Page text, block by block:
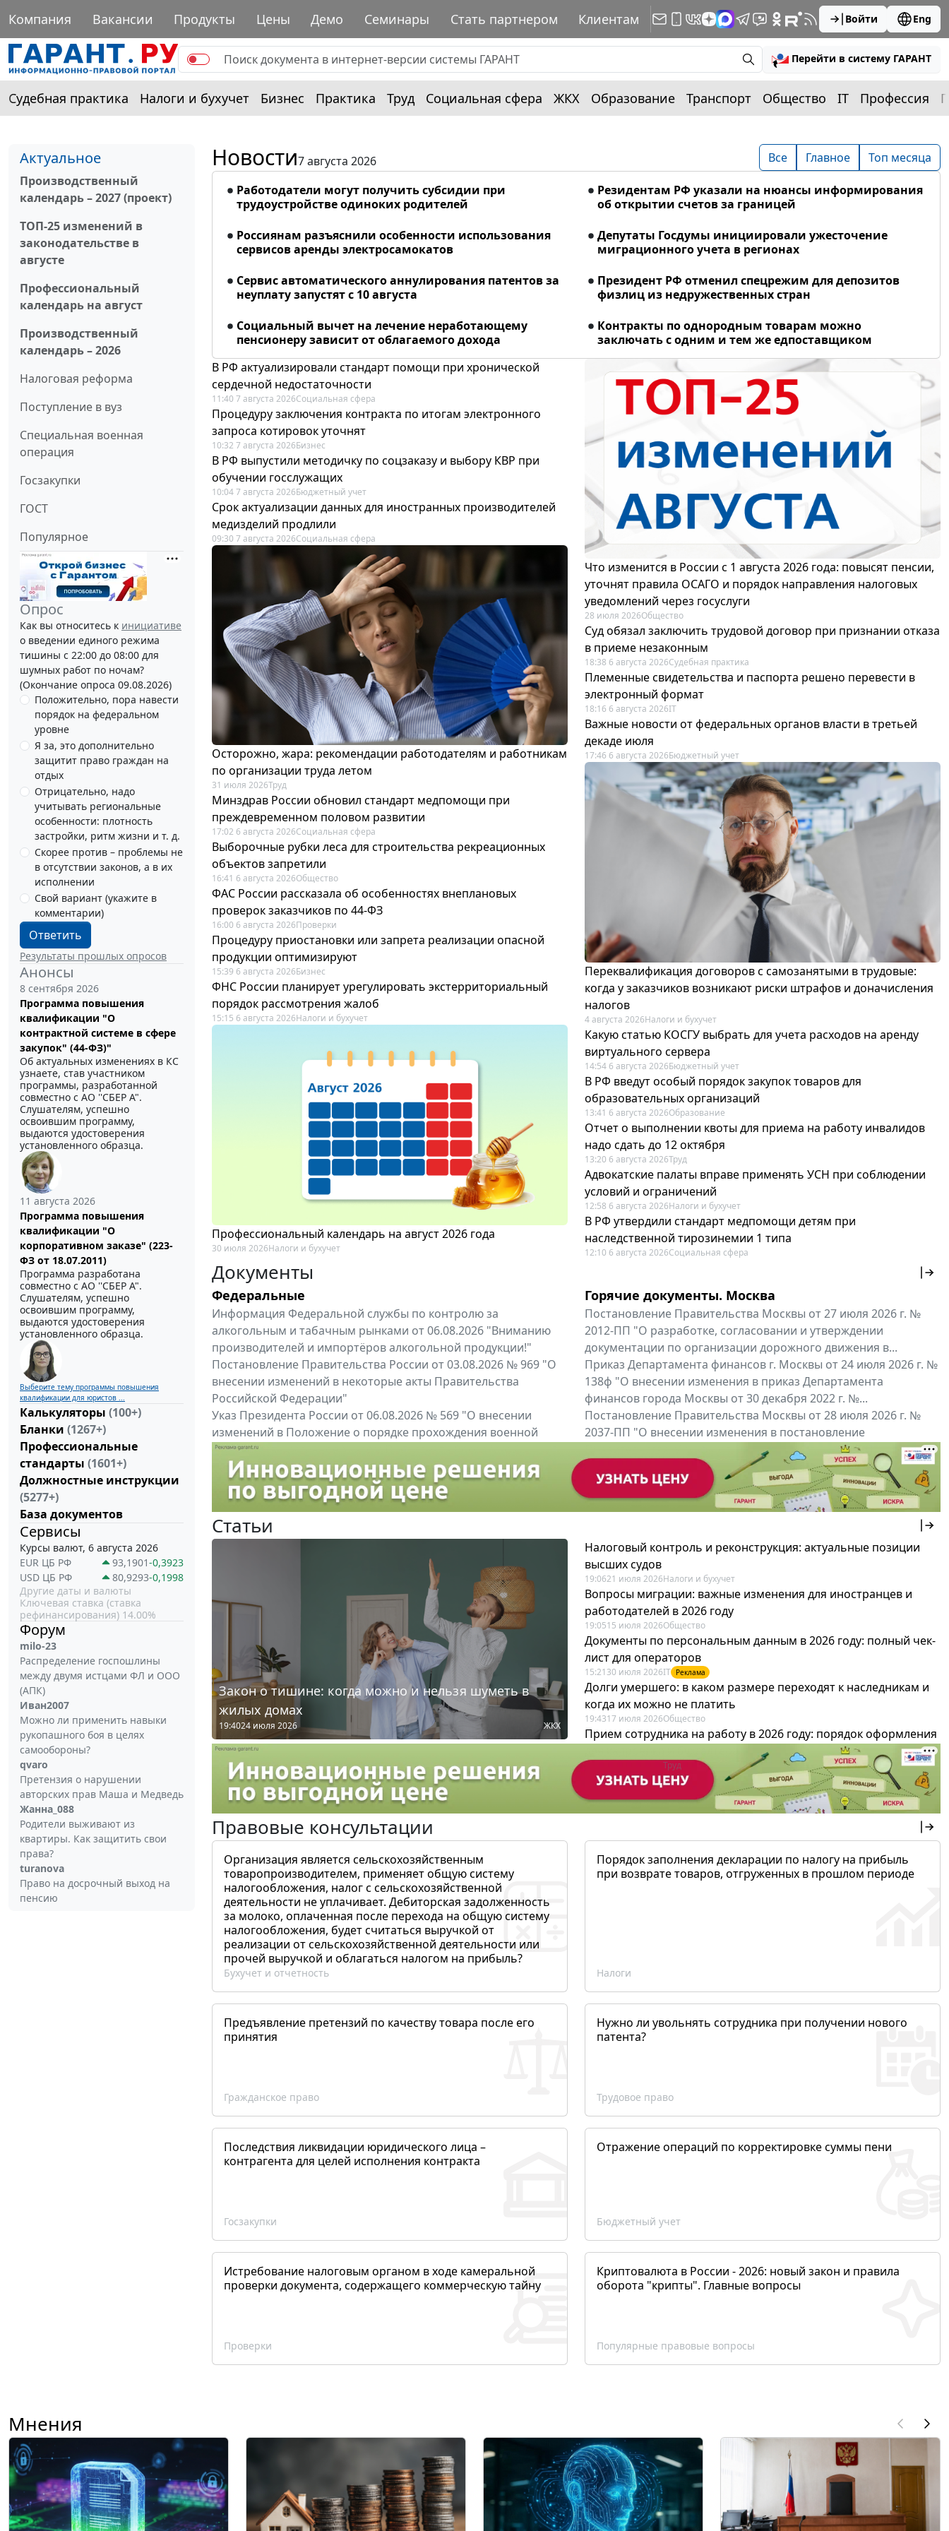
Компания Вакансии Продукты Цены Демо Семинары Стать партнером Клиентам Войти Eng
Перейти в систему ГАРАНТ
Судебная практика Налоги и бухучет Бизнес Практика Труд Социальная сфера ЖКХ Образование Транспорт Общество IT Профессия
Актуальное
Производственный
календарь – 2027 (проект)
ТОП-25 изменений в
законодательстве в
августе
Профессиональный
календарь на август
Производственный
календарь – 2026
Налоговая реформа
Поступление в вуз
Специальная военная
операция
Госзакупки
ГОСТ
Популярное
Опрос
Как вы относитесь к инициативе
о введении единого режима
тишины с 22:00 до 08:00 для
шумных работ по ночам?
(Окончание опроса 09.08.2026)
Положительно, пора навести
порядок на федеральном
уровне
Я за, это дополнительно
защитит право граждан на
отдых
Отрицательно, надо
учитывать региональные
особенности: плотность
застройки, ритм жизни и т. д.
Скорее против – проблемы не
в отсутствии законов, а в их
исполнении
Свой вариант (укажите в
комментарии)
Ответить
Результаты прошлых опросов
Анонсы
8 сентября 2026
Программа повышения
квалификации "О
контрактной системе в сфере
закупок" (44-ФЗ)"
Об актуальных изменениях в КС
узнаете, став участником
программы, разработанной
совместно с АО ''СБЕР А".
Слушателям, успешно
освоившим программу,
выдаются удостоверения
установленного образца.
11 августа 2026
Программа повышения
квалификации "О
корпоративном заказе" (223-
ФЗ от 18.07.2011)
Программа разработана
совместно с АО ''СБЕР А".
Слушателям, успешно
освоившим программу,
выдаются удостоверения
установленного образца.
Выберите тему программы повышения
квалификации для юристов ...
Калькуляторы (100+)
Бланки (1267+)
Профессиональные
стандарты (1601+)
Должностные инструкции
(5277+)
База документов
Сервисы
Курсы валют, 6 августа 2026
EUR ЦБ РФ
93,1901-0,3923
USD ЦБ РФ
80,9293-0,1998
Другие даты и валюты
Ключевая ставка (ставка
рефинансирования) 14.00%
Форум
milo-23
Распределение госпошлины
между двумя истцами ФЛ и ООО
(АПК)
Иван2007
Можно ли применить навыки
рукопашного боя в целях
самообороны?
qvaro
Претензия о нарушении
авторских прав Маша и Медведь
Жанна_088
Родители выживают из
квартиры. Как защитить свои
права?
turanova
Право на досрочный выход на
пенсию
Новости7 августа 2026 Все Главное Топ месяца
Работодатели могут получить субсидии при
трудоустройстве одиноких родителей
Резидентам РФ указали на нюансы информирования
об открытии счетов за границей
Россиянам разъяснили особенности использования
сервисов аренды электросамокатов
Депутаты Госдумы инициировали ужесточение
миграционного учета в регионах
Сервис автоматического аннулирования патентов за
неуплату запустят с 10 августа
Президент РФ отменил спецрежим для депозитов
физлиц из недружественных стран
Социальный вычет на лечение неработающему
пенсионеру зависит от облагаемого дохода
Контракты по однородным товарам можно
заключать с одним и тем же едпоставщиком
В РФ актуализировали стандарт помощи при хронической
сердечной недостаточности
11:40 7 августа 2026Социальная сфера
Процедуру заключения контракта по итогам электронного
запроса котировок уточнят
10:32 7 августа 2026Бизнес
В РФ выпустили методичку по соцзаказу и выбору КВР при
обучении госслужащих
10:04 7 августа 2026Бюджетный учет
Срок актуализации данных для иностранных производителей
медизделий продлили
09:30 7 августа 2026Социальная сфера
Осторожно, жара: рекомендации работодателям и работникам
по организации труда летом
31 июля 2026Труд
Минздрав России обновил стандарт медпомощи при
преждевременном половом развитии
17:02 6 августа 2026Социальная сфера
Выборочные рубки леса для строительства рекреационных
объектов запретили
16:41 6 августа 2026Общество
ФАС России рассказала об особенностях внеплановых
проверок заказчиков по 44-ФЗ
16:00 6 августа 2026Проверки
Процедуру приостановки или запрета реализации опасной
продукции оптимизируют
15:39 6 августа 2026Бизнес
ФНС России планирует урегулировать экстерриториальный
порядок рассмотрения жалоб
15:15 6 августа 2026Налоги и бухучет
Профессиональный календарь на август 2026 года
30 июля 2026Налоги и бухучет
Что изменится в России с 1 августа 2026 года: повысят пенсии,
уточнят правила ОСАГО и порядок направления налоговых
уведомлений через госуслуги
28 июля 2026Общество
Суд обязал заключить трудовой договор при признании отказа
в приеме незаконным
18:38 6 августа 2026Судебная практика
Племенные свидетельства и паспорта решено перевести в
электронный формат
18:16 6 августа 2026IT
Важные новости от федеральных органов власти в третьей
декаде июля
17:46 6 августа 2026Бюджетный учет
Переквалификация договоров с самозанятыми в трудовые:
когда у заказчиков возникают риски штрафов и доначисления
налогов
4 августа 2026Налоги и бухучет
Какую статью КОСГУ выбрать для учета расходов на аренду
виртуального сервера
14:54 6 августа 2026Бюджетный учет
В РФ введут особый порядок закупок товаров для
образовательных организаций
13:41 6 августа 2026Образование
Отчет о выполнении квоты для приема на работу инвалидов
надо сдать до 12 октября
13:20 6 августа 2026Труд
Адвокатские палаты вправе применять УСН при соблюдении
условий и ограничений
12:58 6 августа 2026Налоги и бухучет
В РФ утвердили стандарт медпомощи детям при
наследственной тирозинемии 1 типа
12:10 6 августа 2026Социальная сфера
Документы
Федеральные
Информация Федеральной службы по контролю за
алкогольным и табачным рынками от 06.08.2026 "Вниманию
производителей и импортёров алкогольной продукции!"
Постановление Правительства России от 03.08.2026 № 969 "О
внесении изменений в некоторые акты Правительства
Российской Федерации"
Указ Президента России от 06.08.2026 № 569 "О внесении
изменений в Положение о порядке прохождения военной
службы, утвержденное Указом Президента Российской...
Все федеральные документы
Горячие документы. Москва
Постановление Правительства Москвы от 27 июля 2026 г. №
2012-ПП "О разработке, согласовании и утверждении
документации по организации дорожного движения в...
Приказ Департамента финансов г. Москвы от 24 июля 2026 г. №
138ф "О внесении изменения в приказ Департамента
финансов города Москвы от 30 декабря 2022 г. №...
Постановление Правительства Москвы от 28 июля 2026 г. №
2037-ПП "О внесении изменения в постановление
Правительства Москвы от 26 июля 2011 г. № 334-ПП"
Все региональные документы Мой регион ...
Статьи
Закон о тишине: когда можно и нельзя шуметь в
жилых домах
19:4024 июля 2026 ЖКХ
Налоговый контроль и реконструкция: актуальные позиции
высших судов
19:0621 июля 2026Налоги и бухучет
Вопросы миграции: важные изменения для иностранцев и
работодателей в 2026 году
19:0515 июля 2026Общество
Документы по персональным данным в 2026 году: полный чек-
лист для операторов
15:21 30 июля 2026IT Реклама
Долги умершего: в каком размере переходят к наследникам и
когда их можно не платить
19:4317 июля 2026Общество
Прием сотрудника на работу в 2026 году: порядок оформления
12:28 Труд Реклама
Правовые консультации
Организация является сельскохозяйственным
товаропроизводителем, применяет общую систему
налогообложения, налог с сельскохозяйственной
деятельности не уплачивает. Дебиторская задолженность
за молоко, оплаченная после перехода на общую систему
налогообложения, будет считаться выручкой от
реализации от сельскохозяйственной деятельности или
прочей выручкой и облагаться налогом на прибыль?
Бухучет и отчетность
Порядок заполнения декларации по налогу на прибыль
при возврате товаров, отгруженных в прошлом периоде
Налоги
Предъявление претензий по качеству товара после его
принятия
Гражданское право
Нужно ли увольнять сотрудника при получении нового
патента?
Трудовое право
Последствия ликвидации юридического лица –
контрагента для целей исполнения контракта
Госзакупки
Отражение операций по корректировке суммы пени
Бюджетный учет
Истребование налоговым органом в ходе камеральной
проверки документа, содержащего коммерческую тайну
Проверки
Криптовалюта в России - 2026: новый закон и правила
оборота "крипты". Главные вопросы
Популярные правовые вопросы
Мнения